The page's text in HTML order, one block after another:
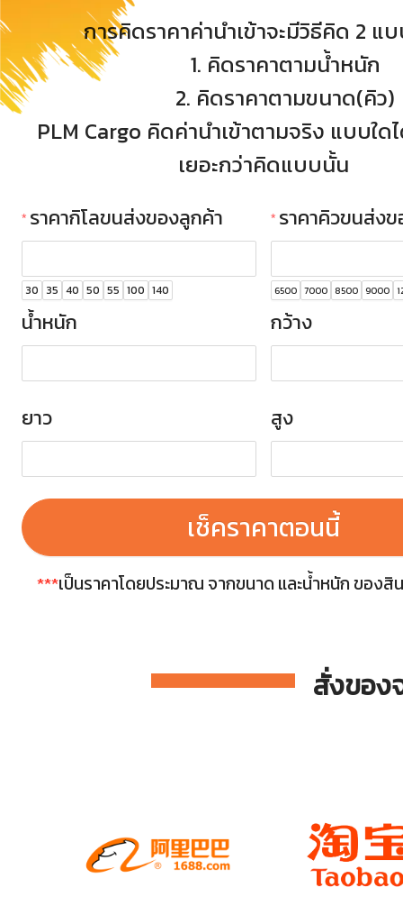
การคิดราคาค่านำเข้าจะมีวิธีคิด 2 แ
1. คิดราคาตามน้ำหนัก
2. คิดราคาตามขนาด(คิว)
PLM Cargo คิดค่านำเข้าตามจริง แบบใด
เยอะกว่าคิดแบบนั้น
ราคากิโลขนส่งของลูกค้า
30 35 40 50 55 100 140
น้ำหนัก
ยาว
ราคาคิวขนส่ง
6500 7000 8500 9000
กว้าง
สูง
เช็คราคาตอนนี้
***เป็นราคาโดยประมาณ จากขนาด และน้ำหนัก ของสิ
สั่งของ